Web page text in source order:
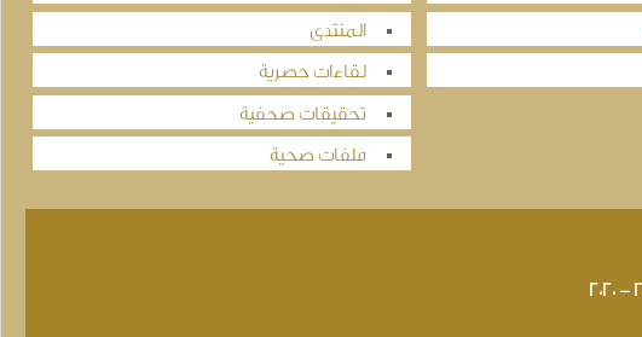
المنتدى
لقاءات حصرية
تحقيقات صحفية
ملفات صحية